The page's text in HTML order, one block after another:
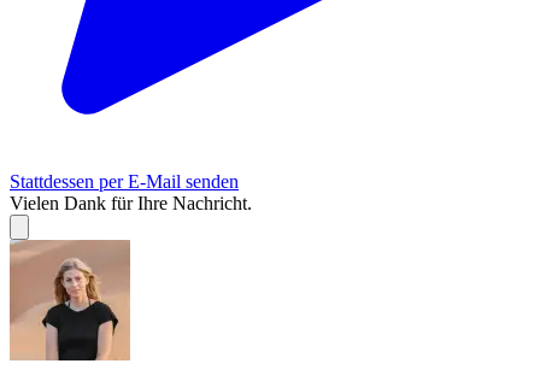
Stattdessen per E-Mail senden
Vielen Dank für Ihre Nachricht.